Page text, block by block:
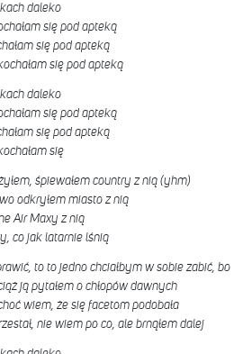
daleko
się pod apteką
się pod apteką
się pod apteką
daleko
się pod apteką
się pod apteką
się
śpiewałem country z nią (yhm)
odkryłem miasto z nią
Air Maxy z nią
co jak latarnie lśnią
to to jedno chciałbym w sobie zabić, bo
ją pytałem o chłopów dawnych
wiem, że się facetom podobała
nie wiem po co, ale brnąłem dalej